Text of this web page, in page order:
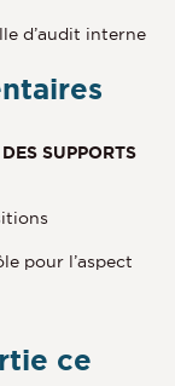
d’audit interne
SUPPORTS
pour l’aspect
ce